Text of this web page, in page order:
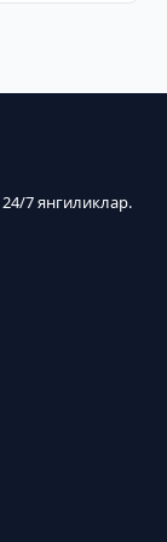
7 янгиликлар.